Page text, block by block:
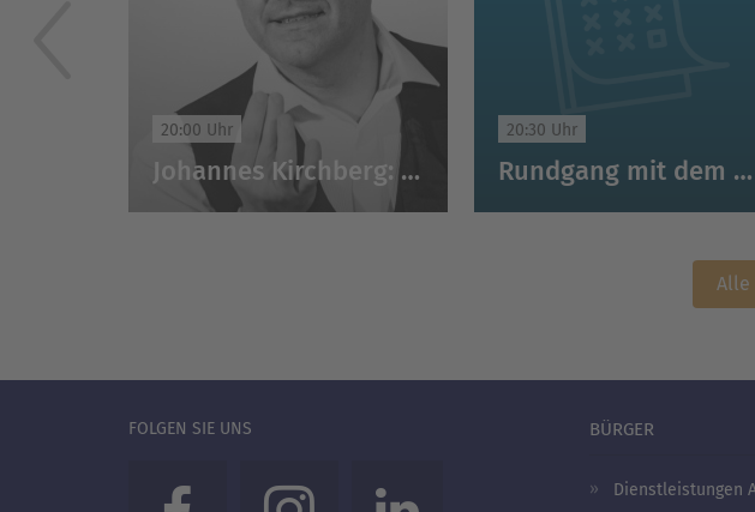
20:00 Uhr
Johannes Kirchberg: Worte, nichts als Worte - Sprache im Wandel der Zeiten
20:30 Uhr
Rundgang mit dem Nachtwächter von Schwerin
Alle
FOLGEN SIE UNS BÜRGER
Dienstleistungen